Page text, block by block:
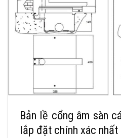
Bản lề cổng âm sàn
lắp đặt chính xác nhất